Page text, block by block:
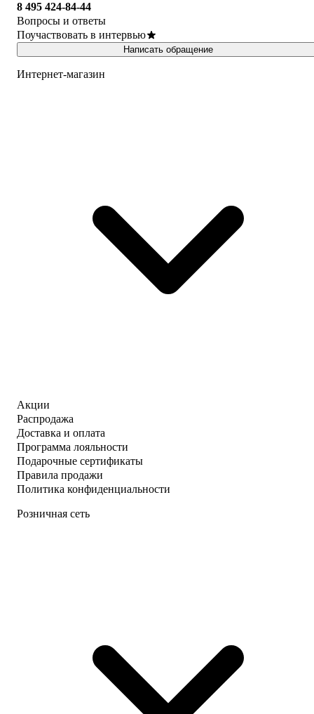
8 495 424-84-44
Вопросы и ответы
Поучаствовать в интервью
Написать обращение
Интернет-магазин
Акции
Распродажа
Доставка и оплата
Программа лояльности
Подарочные сертификаты
Правила продажи
Политика конфиденциальности
Розничная сеть